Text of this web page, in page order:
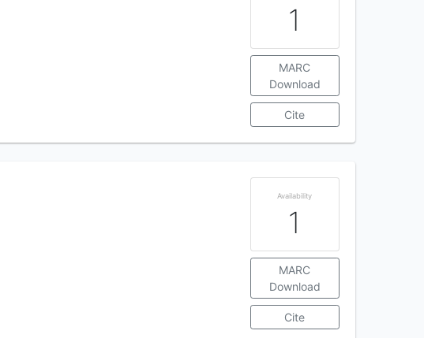
1
MARC
Download
Cite
Availability
1
MARC
Download
Cite